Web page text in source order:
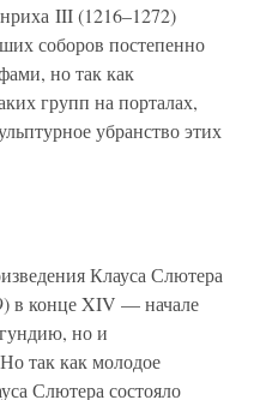
III (1216–1272)
соборов постепенно
но так как
групп на порталах,
убранство этих
Клауса Слютера
в конце XIV — начале
но и
так как молодое
Слютера состояло